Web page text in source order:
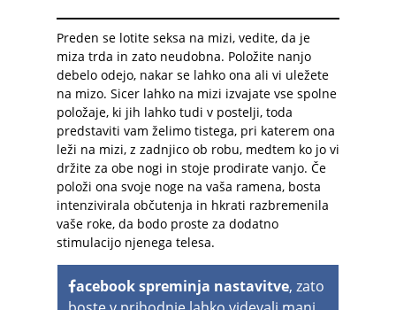
Preden se lotite seksa na mizi, vedite, da je
miza trda in zato neudobna. Položite nanjo
debelo odejo, nakar se lahko ona ali vi uležete
na mizo. Sicer lahko na mizi izvajate vse spolne
položaje, ki jih lahko tudi v postelji, toda
predstaviti vam želimo tistega, pri katerem ona
leži na mizi, z zadnjico ob robu, medtem ko jo vi
držite za obe nogi in stoje prodirate vanjo. Če
položi ona svoje noge na vaša ramena, bosta
intenzivirala občutenja in hkrati razbremenila
vaše roke, da bodo proste za dodatno
stimulacijo njenega telesa.
acebook spreminja nastavitve, zato